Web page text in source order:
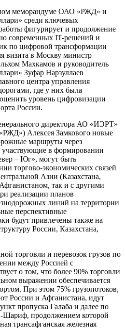
меморандуме ОАО «РЖД» и
среди ключевых
фигурирует и продолжение
современных IT-решений и
по цифровой трансформации
визита в Москву министр
Махкамов и руководитель
Зуфар Нарзуллаев
центра управления
где у них была
уровень цифровизации
России.
директора АО «ИЭРТ»
Алексея Замкового новые
маршруты через
в формировании
– Юг», могут быть
торгово-экономических связей
Азии (Казахстана,
так и с другими
реализации планов
линий на территории
перспективные
будут привлечены также на
России, Казахстана,
торговли и перевозок грузов по
между Россией с
о том, что более 90% торговли
выражении обеспечивается
При этом 75% грузопотоков,
России и Афганистана, идут
пропуска Галаба и далее по
продолжением которой
трансафганская железная